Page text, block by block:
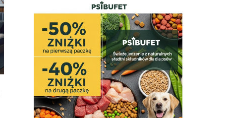
Najlepsze materiały legowisk –
komfortowe i trwałe opcje dla
psa
Potrzeby psa
legowisko na